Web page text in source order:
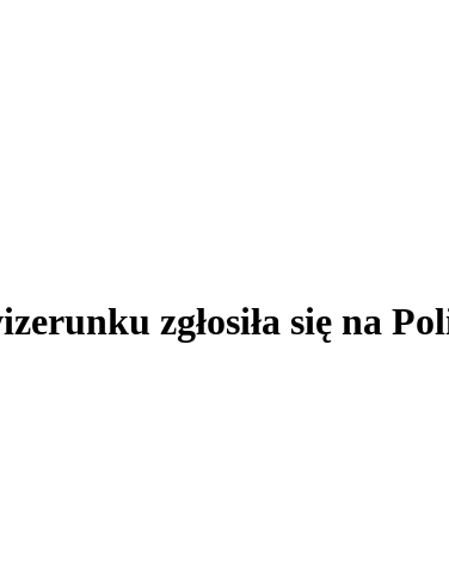
zgłosiła się na